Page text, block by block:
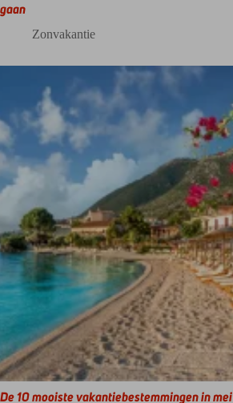
gaan
Zonvakantie
De 10 mooiste vakantiebestemmingen in mei